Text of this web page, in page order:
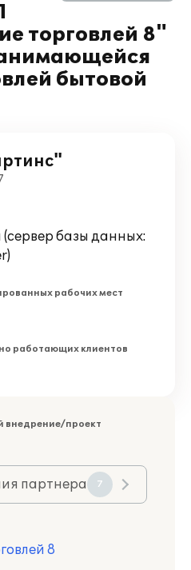
торговлей 8"
бытовой
базы данных:
рабочих мест
работающих клиентов
внедрение/проект
партнера 7
8